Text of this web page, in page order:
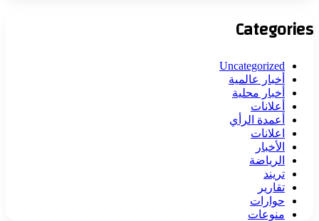
Categories
Uncategorized
أخبار عالمية
أخبار محلية
أعلانات
أعمدة الرأي
اعلانات
الأخبار
الرياضة
تريند
تقارير
حوارات
منوعات